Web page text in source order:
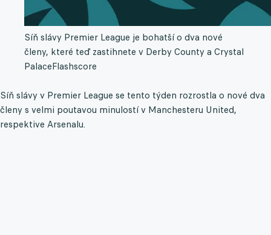
Síň slávy Premier League je bohatší o dva nové
členy, které teď zastihnete v Derby County a Crystal
PalaceFlashscore
Síň slávy v Premier League se tento týden rozrostla o nové dva
členy s velmi poutavou minulostí v Manchesteru United,
respektive Arsenalu.